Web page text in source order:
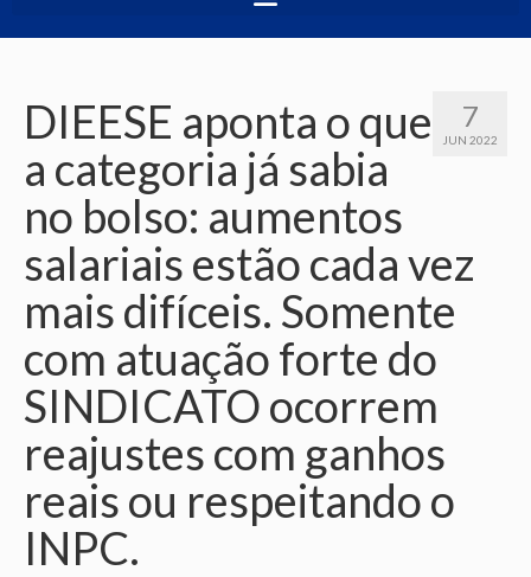
7
JUN 2022
DIEESE aponta o que
a categoria já sabia
no bolso: aumentos
salariais estão cada vez
mais difíceis. Somente
com atuação forte do
SINDICATO ocorrem
reajustes com ganhos
reais ou respeitando o
INPC.